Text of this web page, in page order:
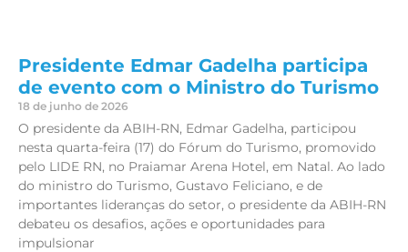
Presidente Edmar Gadelha participa
de evento com o Ministro do Turismo
18 de junho de 2026
O presidente da ABIH-RN, Edmar Gadelha, participou
nesta quarta-feira (17) do Fórum do Turismo, promovido
pelo LIDE RN, no Praiamar Arena Hotel, em Natal. Ao lado
do ministro do Turismo, Gustavo Feliciano, e de
importantes lideranças do setor, o presidente da ABIH-RN
debateu os desafios, ações e oportunidades para
impulsionar